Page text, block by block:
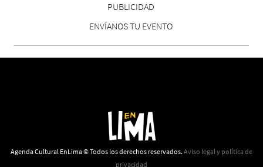
PUBLICIDAD
ENVÍANOS TU EVENTO
Agenda Cultural EnLima © Todos los derechos reservados. Aviso legal y política de
privacidad